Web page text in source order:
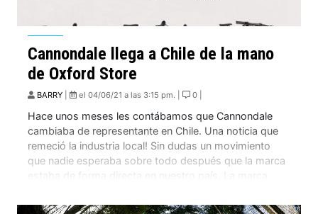
Cannondale llega a Chile de la mano
de Oxford Store
BARRY el 04/06/21 a las 3:15 pm. | 0 |
Hace unos meses les contábamos que Cannondale
cambiaba de representante en Chile. Una noticia que
remeció la industria local! Sin dudas un movimiento
que nadie esperaba sobre todo después que la marca
estaba de forma directa en nuestro país. La marca
pioneras en el uso de aluminio […]